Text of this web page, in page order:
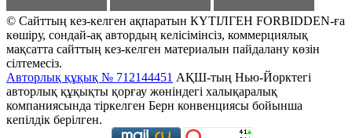
© Сайттың кез-келген ақпаратын КҮТІЛГЕН FORBIDDEN-ға
көшіру, сондай-ақ автордың келісімінсіз, коммерциялық
мақсатта сайттың кез-келген материалын пайдалану көзін
сілтемесіз.
Авторлық құқық № 712144451 АҚШ-тың Нью-Йорктегі
авторлық құқықты қорғау жөніндегі халықаралық
компаниясында тіркелген Берн конвенциясы бойынша
кепілдік берілген.